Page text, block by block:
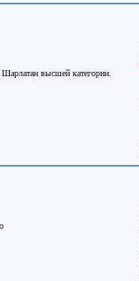
высшей категории.